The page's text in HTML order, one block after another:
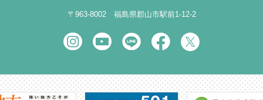
〒963-8002 福島県郡山市駅前1-12-2